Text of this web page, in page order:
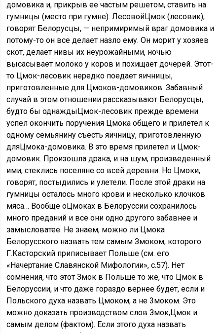
домовика и, прикрыв ее частым решетом, ставить на
гумницы (место при гумне). ЛесовойЦмок (лесовик),
говорят Белорусцы, — непримиримый враг домовика и
потому-то он все делает назло ему. Он морит у хозяев
скот, делает нивы их неурожайными, ночью
высасывает молоко у коров и похищает дочерей. Этот-
то Цмок-лесовик нередко поедает яичницы,
приготовленные для Цмоков-домовиков. Забавный
случай в этом отношении рассказывают Белорусцы,
будто бы однаждыЦмок-лесовик прежде времени
успел окончить поручения Цмока общего и прилетел к
одному семьянину съесть яичницу, приготовленную
дляЦмока-домовика. В это время прилетел и Цмок-
домовик. Произошла драка, и на шум, произведенный
ими, стеклись поселяне со всей деревни. Но Цмоки,
говорят, постыдились и улетели. После этой драки на
гумницы осталось много крови и несколько клочков
мяса… Вообще оЦмоках в Белоруссии сохранилось
много преданий и все они одно другого забавнее и
замысловатее. Не знаем, можно ли Цмока
Белорусского назвать тем самым Змоком, которого
Г.Касторский приписывает Польше (см. его
«Начертание Славянской Мифологии», с.57). Нет
сомнения, что этот Змок в Польше то же, что Цмок в
Белоруссии, и что даже гораздо вернее будет, если и
Польского духа назвать Цмоком, а не 3моком. Это
можно доказать производством слов Змок,Цмок и
самым делом (фактом). Если этого духа назвать